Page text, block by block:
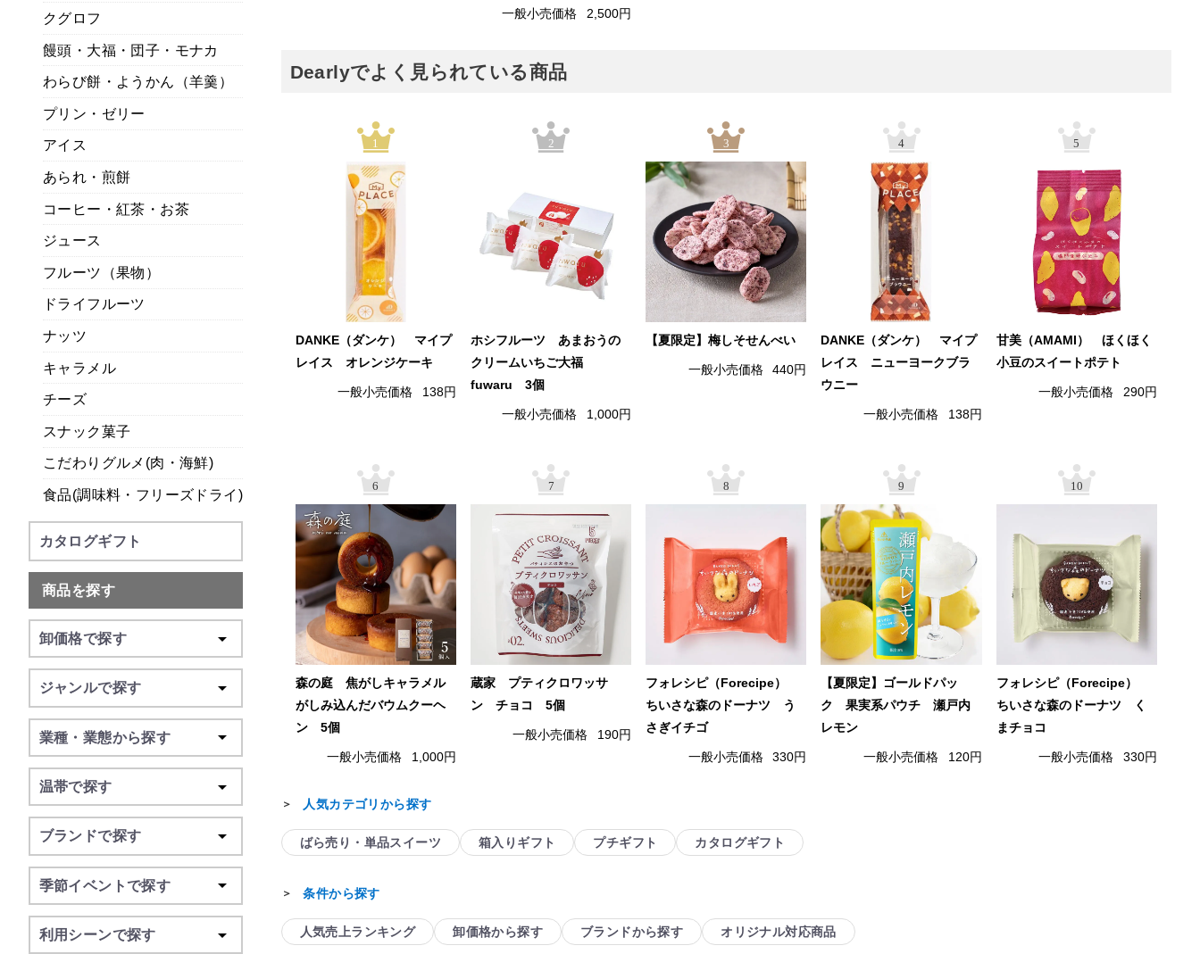
一般小売価格 2,500円
Dearlyでよく見られている商品
1
DANKE（ダンケ） マイプ
レイス オレンジケーキ
一般小売価格 138円
2
ホシフルーツ あまおうの
クリームいちご大福
fuwaru 3個
一般小売価格 1,000円
3
【夏限定】梅しそせんべい
一般小売価格 440円
4
DANKE（ダンケ） マイプ
レイス ニューヨークブラ
ウニー
一般小売価格 138円
5
甘美（AMAMI） ほくほく
小豆のスイートポテト
一般小売価格 290円
6
森の庭 焦がしキャラメル
がしみ込んだバウムクーヘ
ン 5個
一般小売価格 1,000円
7
蔵家 プティクロワッサ
ン チョコ 5個
一般小売価格 190円
8
フォレシピ（Forecipe）
ちいさな森のドーナツ う
さぎイチゴ
一般小売価格 330円
9
【夏限定】ゴールドパッ
ク 果実系パウチ 瀬戸内
レモン
一般小売価格 120円
10
フォレシピ（Forecipe）
ちいさな森のドーナツ く
まチョコ
一般小売価格 330円
＞ 人気カテゴリから探す
ばら売り・単品スイーツ 箱入りギフト プチギフト カタログギフト
＞条件から探す
人気売上ランキング 卸価格から探す ブランドから探す オリジナル対応商品
クグロフ
饅頭・大福・団子・モナカ
わらび餅・ようかん（羊羹）
プリン・ゼリー
アイス
あられ・煎餅
コーヒー・紅茶・お茶
ジュース
フルーツ（果物）
ドライフルーツ
ナッツ
キャラメル
チーズ
スナック菓子
こだわりグルメ(肉・海鮮)
食品(調味料・フリーズドライ)
カタログギフト
商品を探す
卸価格で探す
ジャンルで探す
業種・業態から探す
温帯で探す
ブランドで探す
季節イベントで探す
利用シーンで探す